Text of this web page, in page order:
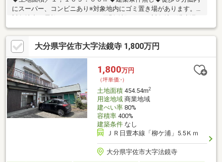
にスーパー、コンビニあり※対象地内にゴミ置き場があります。※
水想定区域内です。（０．５ｍ～３ｍ未満）※文化財包蔵地域内
（再建築の際は試掘調査等が必要になります。）※北東側接道に
は、歩道部分を含みます。※北西側接道には、水路部分を含みま
せん。※対象地と北西側道路の間に、一部Ｕ字溝や縁石がありま
す。◆詳細は、担当にお尋ねください。
大分県宇佐市大字法鏡寺 1,800万円
1,800万円
（坪単価:-）
土地面積454.54m2
用途地域商業地域
建ぺい率80%
容積率400%
建築条件なし
ＪＲ日豊本線「柳ケ浦」5.5Ｋｍ
大分県宇佐市大字法鏡寺